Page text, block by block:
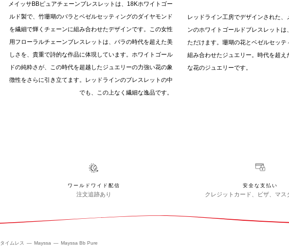
メイッサBBピュアチェーンブレスレットは、18Kホワイトゴー
ルド製で、竹珊瑚のバラとベゼルセッティングのダイヤモンド
を繊細で輝くチェーンに組み合わせたデザインです。この女性
用フローラルチェーンブレスレットは、バラの時代を超えた美
しさを、貴重で詩的な作品に体現しています。ホワイトゴール
ドの純粋さが、この時代を超越したジュエリーの力強い花の象
徴性をさらに引き立てます。レッドラインのブレスレットの中
でも、この上なく繊細な逸品です。
レッドライン工房でデザインされた
ンのホワイトゴールドブレスレット
ただけます。珊瑚の花とベゼルセッテ
組み合わせたジュエリー。時代を超え
な花のジュエリーです。
ワールドワイド配信
注文追跡あり
安全な支払い
クレジットカード、ビザ、マス
タイムレス Mayssa Mayssa Bb Pure